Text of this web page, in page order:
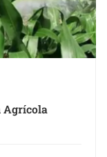
Agrícola